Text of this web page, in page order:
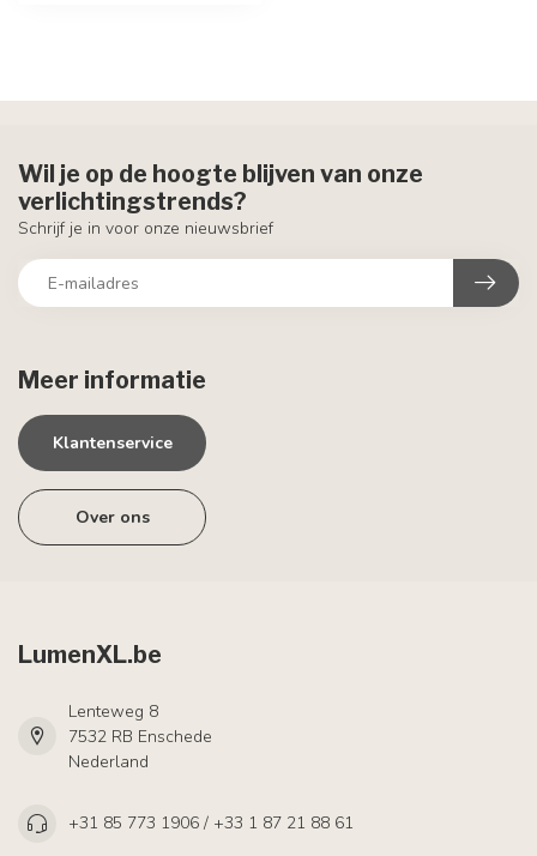
Meer informatie
Klantenservice
Over ons
Wil je op de hoogte blijven van onze
verlichtingstrends?
Schrijf je in voor onze nieuwsbrief
LumenXL.be
Lenteweg 8
7532 RB Enschede
Nederland
+31 85 773 1906 / +33 1 87 21 88 61